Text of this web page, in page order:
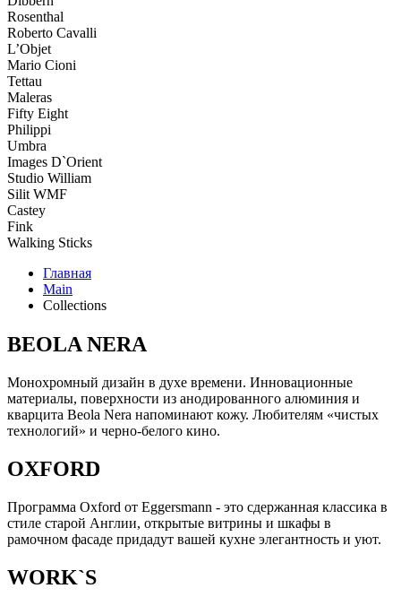
Rosenthal
Roberto Cavalli
L’Objet
Mario Cioni
Tettau
Maleras
Fifty Eight
Philippi
Umbra
Images D`Orient
Studio William
Silit WMF
Castey
Fink
Walking Sticks
Главная
Main
Collections
BEOLA NERA
Монохромный дизайн в духе времени. Инновационные
материалы, поверхности из анодированного алюминия и
кварцита Beola Nera напоминают кожу. Любителям «чистых
технологий» и черно-белого кино.
OXFORD
Программа Oxford от Eggersmann - это сдержанная классика в
стиле старой Англии, открытые витрины и шкафы в
рамочном фасаде придадут вашей кухне элегантность и уют.
WORK`S